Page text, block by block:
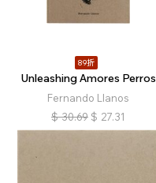
89折
Unleashing Amores Perros
Fernando Llanos
$ 30.69 $ 27.31